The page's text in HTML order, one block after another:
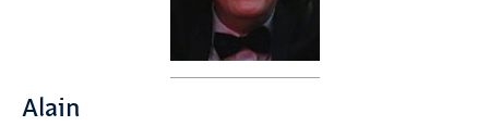
Alain